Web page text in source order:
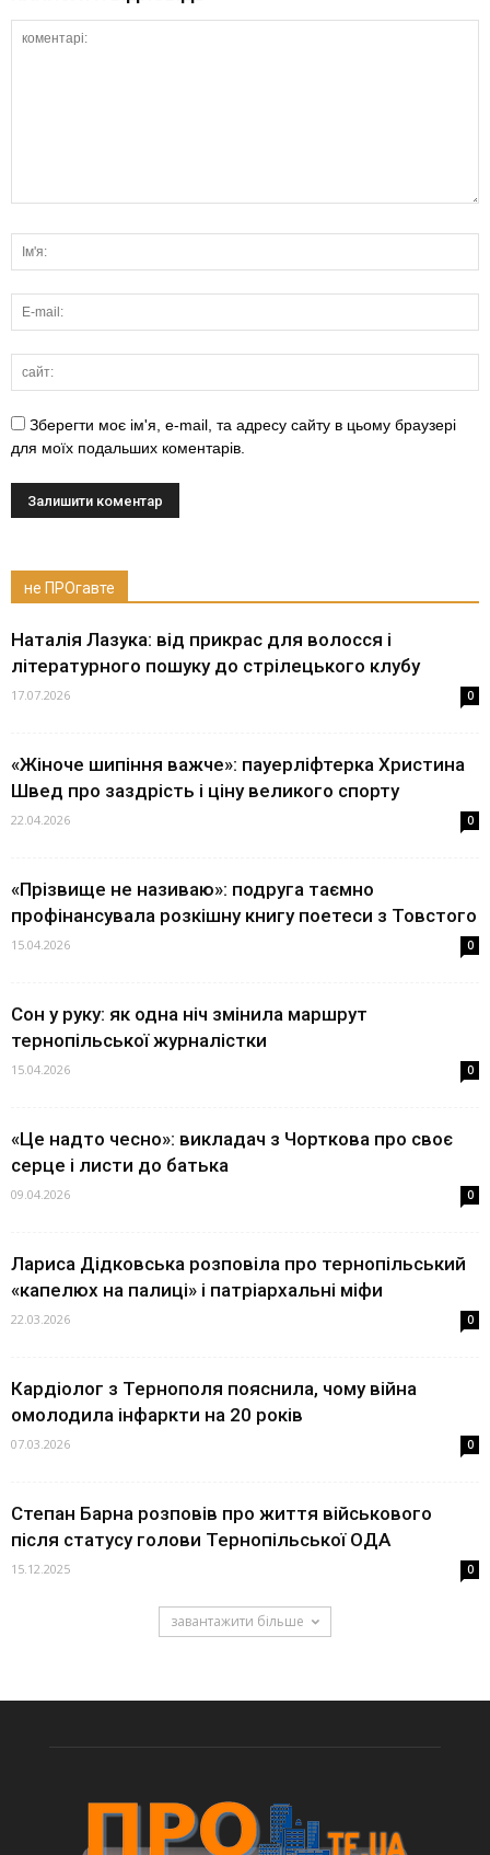
Зберегти моє ім'я, e-mail, та адресу сайту в цьому браузері
для моїх подальших коментарів.
не ПРОгавте
Наталія Лазука: від прикрас для волосся і
літературного пошуку до стрілецького клубу
17.07.2026 0
«Жіноче шипіння важче»: пауерліфтерка Христина
Швед про заздрість і ціну великого спорту
22.04.2026 0
«Прізвище не називаю»: подруга таємно
профінансувала розкішну книгу поетеси з Товстого
15.04.2026 0
Сон у руку: як одна ніч змінила маршрут
тернопільської журналістки
15.04.2026 0
«Це надто чесно»: викладач з Чорткова про своє
серце і листи до батька
09.04.2026 0
Лариса Дідковська розповіла про тернопільський
«капелюх на палиці» і патріархальні міфи
22.03.2026 0
Кардіолог з Тернополя пояснила, чому війна
омолодила інфаркти на 20 років
07.03.2026 0
Степан Барна розповів про життя військового
після статусу голови Тернопільської ОДА
15.12.2025 0
завантажити більше